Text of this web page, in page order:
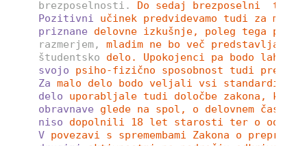
brezposelnosti.
Do sedaj brezposelni  te
Pozitivni
učinek predvidevamo tudi za
priznane
delovne izkušnje, poleg tega pa
razmerjem,
mladim ne bo več
študentsko
delo. Upokojenci pa bodo
svojo
psiho-fizično sposobnost tudi
Za malo delo bodo veljali vsi standardi
delo
uporabljale tudi določbe zakona, ki
obravnave
glede na spol, o delovnem času,
niso
dopolnili 18 let starosti ter o
V povezavi s spremembami Zakona o